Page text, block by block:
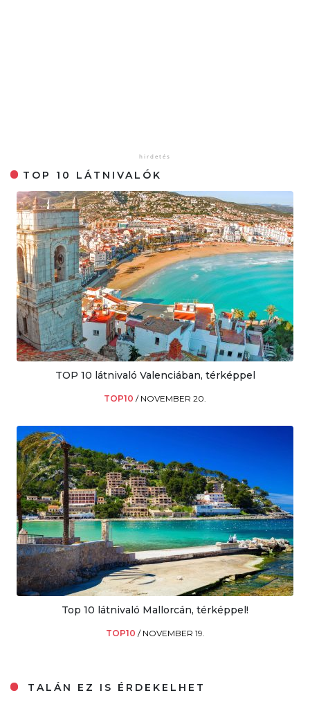
TOP 10 LÁTNIVALÓK
TOP 10 látnivaló Valenciában, térképpel
TOP10 / NOVEMBER 20.
Top 10 látnivaló Mallorcán, térképpel!
TOP10 / NOVEMBER 19.
TALÁN EZ IS ÉRDEKELHET